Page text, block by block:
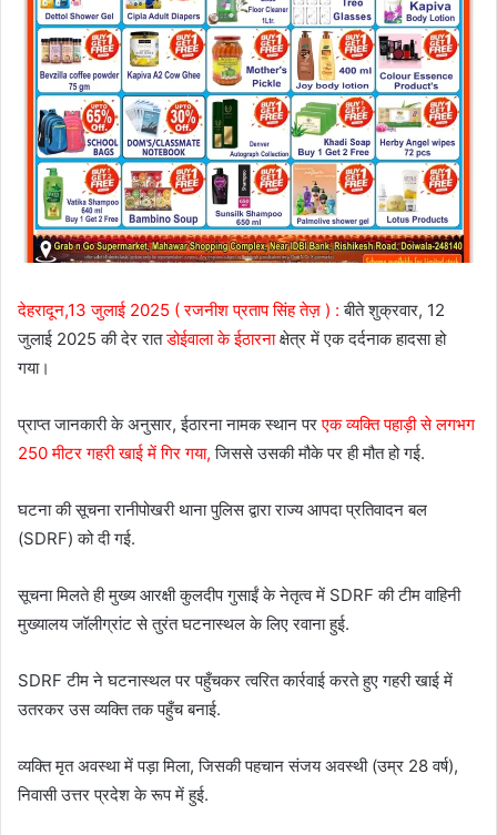
देहरादून,13 जुलाई 2025 ( रजनीश प्रताप सिंह तेज़ ) : बीते शुक्रवार, 12
जुलाई 2025 की देर रातडोईवाला के ईठारनाक्षेत्र में एक दर्दनाक हादसा हो
गया।
प्राप्त जानकारी के अनुसार, ईठारना नामक स्थान परएक व्यक्ति पहाड़ी से लगभग
250 मीटर गहरी खाई में गिर गया, जिससे उसकी मौके पर ही मौत हो गई.
घटना की सूचना रानीपोखरी थाना पुलिस द्वारा राज्य आपदा प्रतिवादन बल
(SDRF) को दी गई.
सूचना मिलते ही मुख्य आरक्षी कुलदीप गुसाईं के नेतृत्व में SDRF की टीम वाहिनी
मुख्यालय जॉलीग्रांट से तुरंत घटनास्थल के लिए रवाना हुई.
SDRF टीम ने घटनास्थल पर पहुँचकर त्वरित कार्रवाई करते हुए गहरी खाई में
उतरकर उस व्यक्ति तक पहुँच बनाई.
व्यक्ति मृत अवस्था में पड़ा मिला, जिसकी पहचान संजय अवस्थी (उम्र 28 वर्ष),
निवासी उत्तर प्रदेश के रूप में हुई.